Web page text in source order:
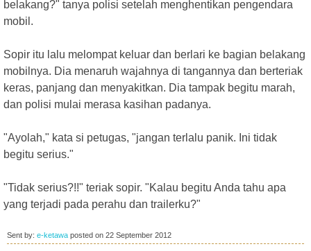
belakang?" tanya polisi setelah menghentikan pengendara
mobil.
Sopir itu lalu melompat keluar dan berlari ke bagian belakang
mobilnya. Dia menaruh wajahnya di tangannya dan berteriak
keras, panjang dan menyakitkan. Dia tampak begitu marah,
dan polisi mulai merasa kasihan padanya.
"Ayolah," kata si petugas, "jangan terlalu panik. Ini tidak
begitu serius."
"Tidak serius?!!" teriak sopir. "Kalau begitu Anda tahu apa
yang terjadi pada perahu dan trailerku?"
Sent by: e-ketawa posted on 22 September 2012